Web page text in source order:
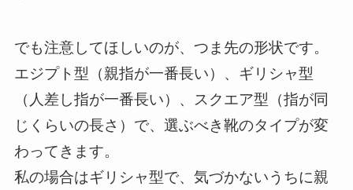
でも注意してほしいのが、つま先の形状です。
エジプト型（親指が一番長い）、ギリシャ型
（人差し指が一番長い）、スクエア型（指が同
じくらいの長さ）で、選ぶべき靴のタイプが変
わってきます。
私の場合はギリシャ型で、気づかないうちに親